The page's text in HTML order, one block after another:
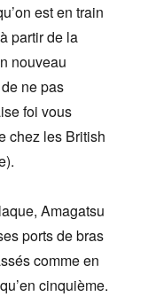
est en train
partir de la
nouveau
ne pas
foi vous
chez les British
Amagatsu
ports de bras
comme en
cinquième.